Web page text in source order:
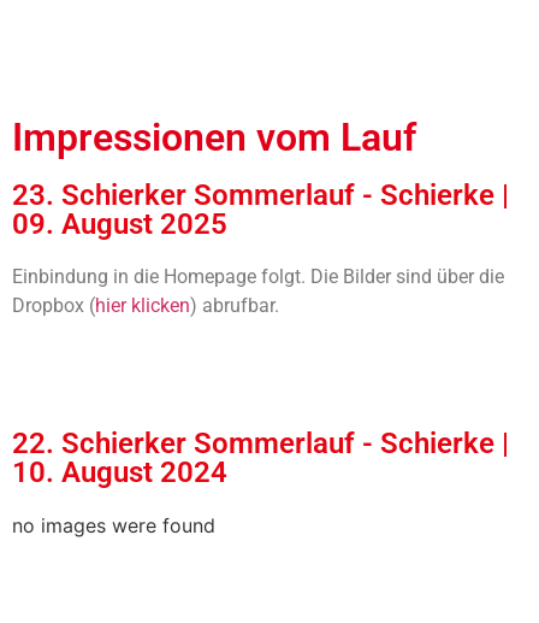
Impressionen vom Lauf
23. Schierker Sommerlauf - Schierke |
09. August 2025
Einbindung in die Homepage folgt. Die Bilder sind über die
Dropbox (hier klicken) abrufbar.
22. Schierker Sommerlauf - Schierke |
10. August 2024
no images were found